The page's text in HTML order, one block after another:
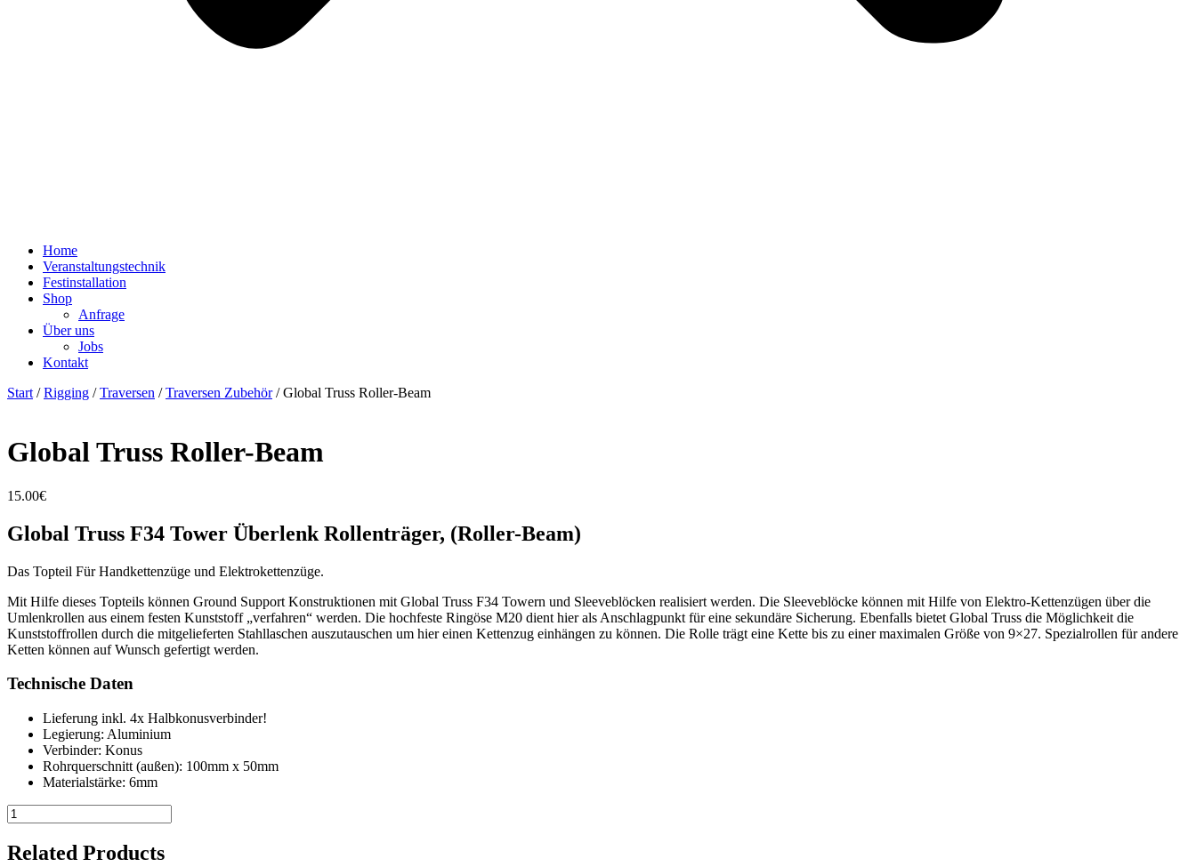
Home
Veranstaltungstechnik
Festinstallation
Shop
Anfrage
Über uns
Jobs
Kontakt
Start /Rigging /Traversen /Traversen Zubehör/ Global Truss Roller-Beam
Global Truss Roller-Beam
15.00€
Global Truss F34 Tower Überlenk Rollenträger, (Roller-Beam)
Das Topteil Für Handkettenzüge und Elektrokettenzüge.
Mit Hilfe dieses Topteils können Ground Support Konstruktionen mit Global Truss F34 Towern und Sleeveblöcken realisiert werden. Die Sleeveblöcke können mit Hilfe von Elektro-Kettenzügen über die
Umlenkrollen aus einem festen Kunststoff „verfahren“ werden. Die hochfeste Ringöse M20 dient hier als Anschlagpunkt für eine sekundäre Sicherung. Ebenfalls bietet Global Truss die Möglichkeit die
Kunststoffrollen durch die mitgelieferten Stahllaschen auszutauschen um hier einen Kettenzug einhängen zu können. Die Rolle trägt eine Kette bis zu einer maximalen Größe von 9×27. Spezialrollen für andere
Ketten können auf Wunsch gefertigt werden.
Technische Daten
Lieferung inkl. 4x Halbkonusverbinder!
Legierung: Aluminium
Verbinder: Konus
Rohrquerschnitt (außen): 100mm x 50mm
Materialstärke: 6mm
Global
Truss
Roller-
Beam
Related Products